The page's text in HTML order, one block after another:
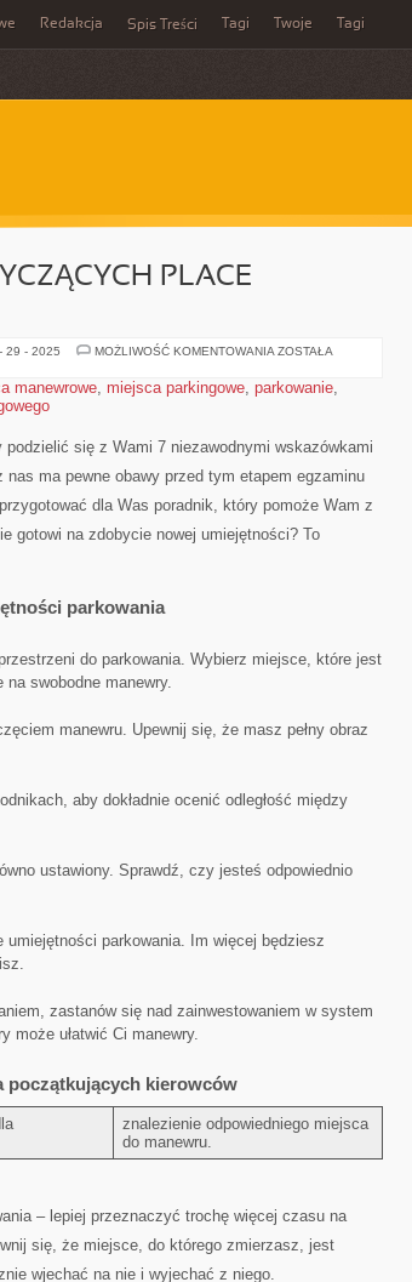
Redakcja Spis Treści Tagi Twoje Tagi
PLACE
29 - 2025 MOŻLIWOŚĆ KOMENTOWANIA 7
PLACE
ZOSTAŁA
manewrowe, miejsca parkingowe, parkowanie,
się z Wami ⁣7 niezawodnymi wskazówkami
‍ma pewne obawy przed tym⁤ etapem egzaminu
dla Was poradnik, który ⁢pomoże ‍Wam z
gotowi na zdobycie nowej‍ umiejętności? ‍To⁤
parkowania
do parkowania.​ Wybierz miejsce, które jest
na swobodne manewry.
‌manewru.​ Upewnij się, ⁢że masz pełny obraz
‌aby dokładnie ocenić ‌odległość⁢ między
ustawiony. ‍Sprawdź, czy jesteś​ odpowiednio
umiejętności⁤ parkowania.‍ Im więcej będziesz‌
⁣zastanów się nad ⁤zainwestowaniem ⁣w‌ system
może ułatwić ⁤Ci manewry.
początkujących kierowców
znalezienie odpowiedniego miejsca
do ‍manewru.
⁤– lepiej przeznaczyć ‌trochę ⁢więcej ​czasu na
się, że ⁣miejsce, do którego ‌zmierzasz, jest
‌wjechać na nie‍ i wyjechać z niego.